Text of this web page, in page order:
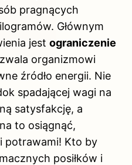
pragnących
Głównym
jest ograniczenie
organizmowi
źródło energii. Nie
spadającej wagi na
satysfakcję, a
to osiągnąć,
potrawami! Kto by
posiłków i